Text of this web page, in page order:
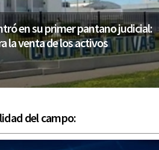
en su primer pantano judicial:
la venta de los activos
del campo: